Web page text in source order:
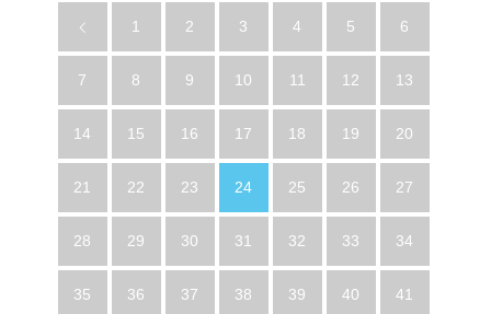
1 2 3 4 5 6
7 8 9 10 11 12 13
14 15 16 17 18 19 20
21 22 23 24 25 26 27
28 29 30 31 32 33 34
35 36 37 38 39 40 41